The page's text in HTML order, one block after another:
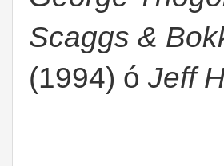
Scaggs &
(1994) ó Jeff